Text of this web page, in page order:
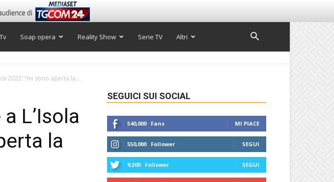
Soap opera Reality Show Serie TV Altri
2022: “mi sono aperta la...
L’Isola
la
SEGUICI SUI SOCIAL
540,000 Fans MI PIACE
550,000 Follower SEGUI
9,300 Follower SEGUI